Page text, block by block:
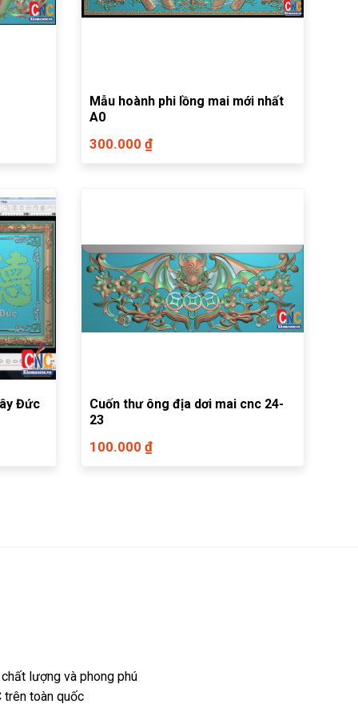
Mẫu hoành phi lồng mai mới nhất
A0
300.000 ₫
Đức
Cuốn thư ông địa dơi mai cnc 24-
23
100.000 ₫
lượng và phong phú
trên toàn quốc